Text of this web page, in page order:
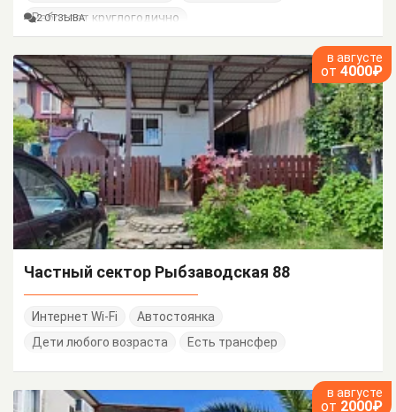
Работает круглогодично
2 ОТЗЫВА
в августе
от 4000₽
Частный сектор Рыбзаводская 88
Интернет Wi-Fi
Автостоянка
Дети любого возраста
Есть трансфер
в августе
от 2000₽